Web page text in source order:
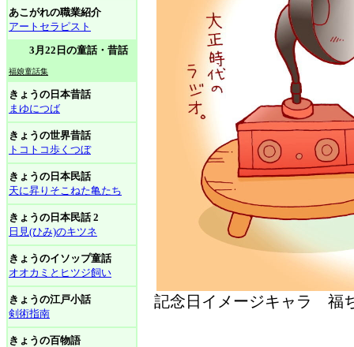
あこがれの職業紹介
アートセラピスト
3月22日の童話・昔話
福娘童話集
きょうの日本昔話
まゆにつば
きょうの世界昔話
トコトコ歩くつぼ
きょうの日本民話
天に昇りそこねた亀たち
きょうの日本民話 2
日見(ひみ)のキツネ
きょうのイソップ童話
オオカミとヒツジ飼い
きょうの江戸小話
剣術指南
きょうの百物語
記念日イメージキャラ 福